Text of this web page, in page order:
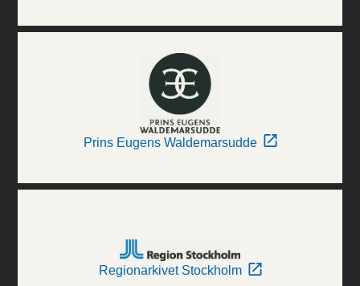
Prins Eugens Waldemarsudde
Regionarkivet Stockholm